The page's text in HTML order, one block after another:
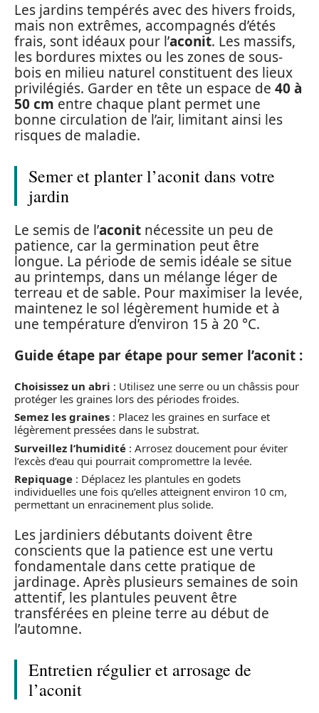
Les jardins tempérés avec des hivers froids,
mais non extrêmes, accompagnés d’étés
frais, sont idéaux pour l’aconit. Les massifs,
les bordures mixtes ou les zones de sous-
bois en milieu naturel constituent des lieux
privilégiés. Garder en tête un espace de 40 à
50 cm entre chaque plant permet une
bonne circulation de l’air, limitant ainsi les
risques de maladie.
Semer et planter l’aconit dans votre
jardin
Le semis de l’aconit nécessite un peu de
patience, car la germination peut être
longue. La période de semis idéale se situe
au printemps, dans un mélange léger de
terreau et de sable. Pour maximiser la levée,
maintenez le sol légèrement humide et à
une température d’environ 15 à 20 °C.
Guide étape par étape pour semer l’aconit :
Choisissez un abri : Utilisez une serre ou un châssis pour
protéger les graines lors des périodes froides.
Semez les graines : Placez les graines en surface et
légèrement pressées dans le substrat.
Surveillez l’humidité : Arrosez doucement pour éviter
l’excès d’eau qui pourrait compromettre la levée.
Repiquage : Déplacez les plantules en godets
individuelles une fois qu’elles atteignent environ 10 cm,
permettant un enracinement plus solide.
Les jardiniers débutants doivent être
conscients que la patience est une vertu
fondamentale dans cette pratique de
jardinage. Après plusieurs semaines de soin
attentif, les plantules peuvent être
transférées en pleine terre au début de
l’automne.
Entretien régulier et arrosage de
l’aconit